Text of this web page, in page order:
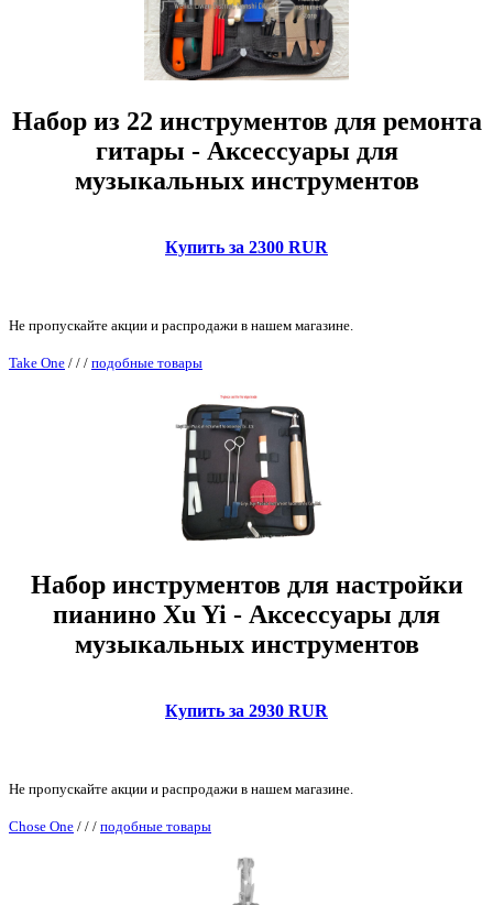
Набор из 22 инструментов для ремонта
гитары - Аксессуары для
музыкальных инструментов
Купить за 2300 RUR
Не пропускайте акции и распродажи в нашем магазине.
Take One / / / подобные товары
Набор инструментов для настройки
пианино Xu Yi - Аксессуары для
музыкальных инструментов
Купить за 2930 RUR
Не пропускайте акции и распродажи в нашем магазине.
Chose One / / / подобные товары